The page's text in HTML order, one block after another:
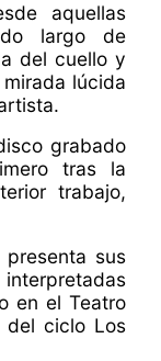
aquellas
largo de
del cuello y
lúcida
grabado
tras la
trabajo,
sus
en el Teatro
del ciclo Los